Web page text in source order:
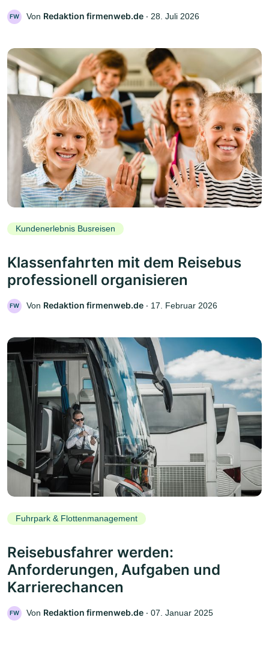
FW Von Redaktion firmenweb.de ‧ 28. Juli 2026
Kundenerlebnis Busreisen
Klassenfahrten mit dem Reisebus
professionell organisieren
FW Von Redaktion firmenweb.de ‧ 17. Februar 2026
Fuhrpark & Flottenmanagement
Reisebusfahrer werden:
Anforderungen, Aufgaben und
Karrierechancen
FW Von Redaktion firmenweb.de ‧ 07. Januar 2025